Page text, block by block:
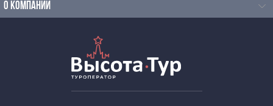
О КОМПАНИИ